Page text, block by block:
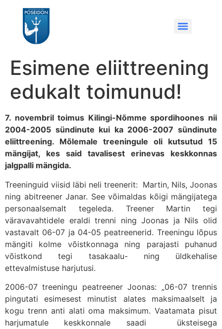
Esimene eliittreening
edukalt toimunud!
7. novembril toimus Kilingi-Nõmme spordihoones nii
2004-2005 sündinute kui ka 2006-2007 sündinute
eliittreening. Mõlemale treeningule oli kutsutud 15
mängijat, kes said tavalisest erinevas keskkonnas
jalgpalli mängida.
Treeninguid viisid läbi neli treenerit: Martin, Nils, Joonas
ning abitreener Janar. See võimaldas kõigi mängijatega
personaalsemalt tegeleda. Treener Martin tegi
väravavahtidele eraldi trenni ning Joonas ja Nils olid
vastavalt 06-07 ja 04-05 peatreenerid. Treeningu lõpus
mängiti kolme võistkonnaga ning parajasti puhanud
võistkond tegi tasakaalu- ning üldkehalise
ettevalmistuse harjutusi.
2006-07 treeningu peatreener Joonas: „06-07 trennis
pingutati esimesest minutist alates maksimaalselt ja
kogu trenn anti alati oma maksimum. Vaatamata pisut
harjumatule keskkonnale saadi üksteisega